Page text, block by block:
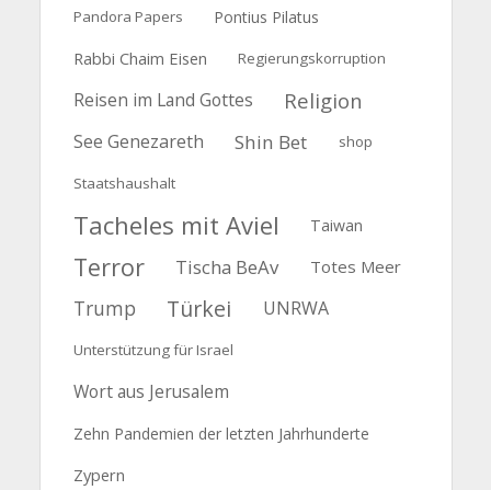
Pandora Papers Pontius Pilatus
Rabbi Chaim Eisen Regierungskorruption
Reisen im Land Gottes Religion
See Genezareth Shin Bet shop
Staatshaushalt
Tacheles mit Aviel Taiwan
Terror Tischa BeAv Totes Meer
Trump Türkei UNRWA
Unterstützung für Israel
Wort aus Jerusalem
Zehn Pandemien der letzten Jahrhunderte
Zypern